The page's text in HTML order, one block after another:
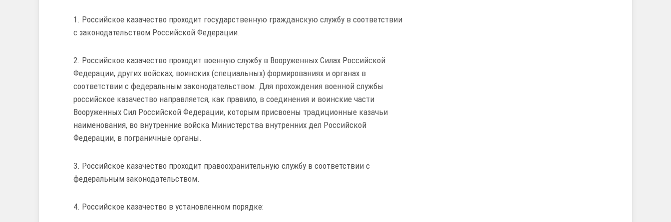
1. Российское казачество проходит государственную гражданскую службу в соответствии
с законодательством Российской Федерации.
2. Российское казачество проходит военную службу в Вооруженных Силах Российской
Федерации, других войсках, воинских (специальных) формированиях и органах в
соответствии с федеральным законодательством. Для прохождения военной службы
российское казачество направляется, как правило, в соединения и воинские части
Вооруженных Сил Российской Федерации, которым присвоены традиционные казачьи
наименования, во внутренние войска Министерства внутренних дел Российской
Федерации, в пограничные органы.
3. Российское казачество проходит правоохранительную службу в соответствии с
федеральным законодательством.
4. Российское казачество в установленном порядке: